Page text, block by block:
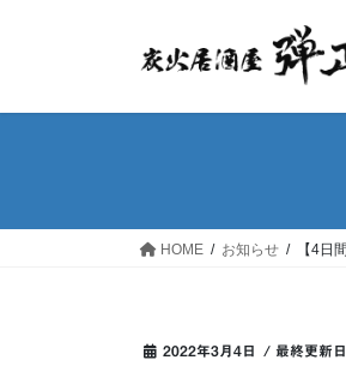
HOME お知らせ 【4日
2022年3月4日 / 最終更新